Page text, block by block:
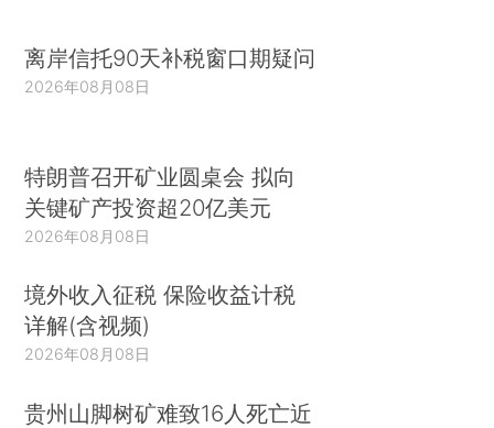
离岸信托90天补税窗口期疑问
2026年08月08日
特朗普召开矿业圆桌会 拟向
关键矿产投资超20亿美元
2026年08月08日
境外收入征税 保险收益计税
详解(含视频)
2026年08月08日
贵州山脚树矿难致16人死亡近